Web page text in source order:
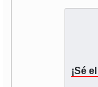
¡Sé